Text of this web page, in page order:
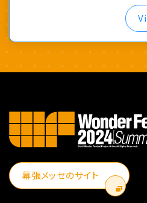
幕張メッセのサイト